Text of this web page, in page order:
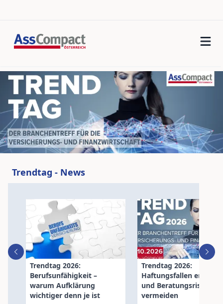
Trendtag - News
Trendtag 2026:
Berufsunfähigkeit –
warum Aufklärung
wichtiger denn je ist
Trendtag 2026:
Haftungsfallen
und Beratungsrisiken
vermeiden